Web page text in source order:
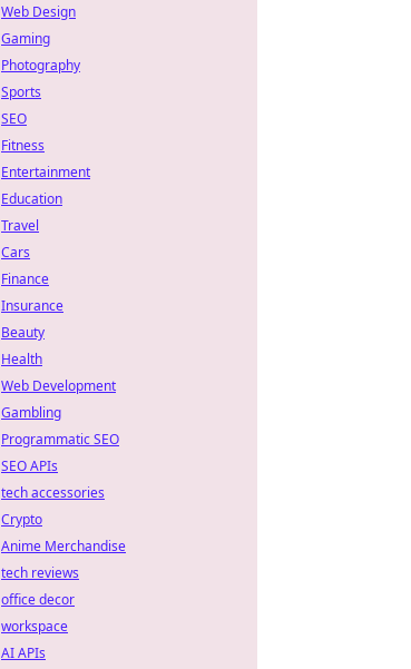
Web Design
Gaming
Photography
Sports
SEO
Fitness
Entertainment
Education
Travel
Cars
Finance
Insurance
Beauty
Health
Web Development
Gambling
Programmatic SEO
SEO APIs
tech accessories
Crypto
Anime Merchandise
tech reviews
office decor
workspace
AI APIs